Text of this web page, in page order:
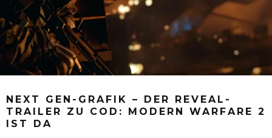
NEXT GEN-GRAFIK – DER REVEAL-
TRAILER ZU COD: MODERN WARFARE 2
IST DA